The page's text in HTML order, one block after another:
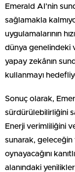
Emerald AI’nin
sağlamakla
uygulamalarının
dünya genelindeki
yapay zekânın
kullanmayı
Sonuç olarak,
sürdürülebilirliğini
Enerji verimliliğini
sunarak, geleceğin
oynayacağını
alanındaki